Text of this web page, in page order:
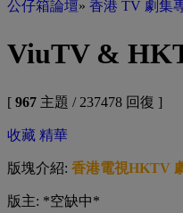
公仔箱論壇» 香港 TV 劇集
ViuTV &
[ 967 主題 / 237478 回復 ]
收藏 精華
版塊介紹: 香港電視HKTV
版主: *空缺中*